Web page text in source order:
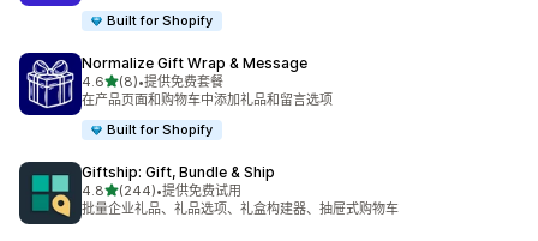
Built for Shopify
Normalize Gift Wrap & Message
4.6星（满分 5 星）
(8)
总共 8 条评论
•提供免费套餐
在产品页面和购物车中添加礼品和留言选项
Built for Shopify
Giftship: Gift, Bundle & Ship
4.8星（满分 5 星）
(244)
总共 244 条评论
•提供免费试用
批量企业礼品、礼品选项、礼盒构建器、抽屉式购物车